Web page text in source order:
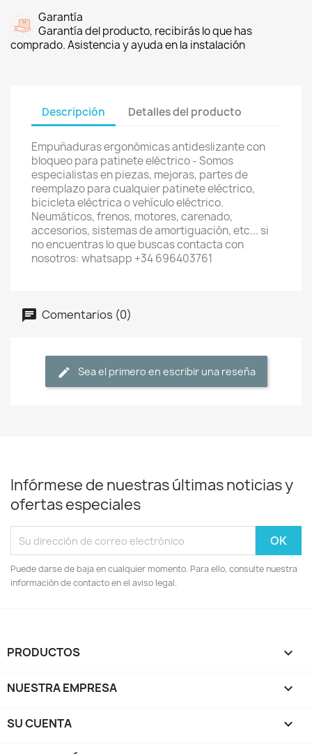
Garantía
Garantía del producto, recibirás lo que has
comprado. Asistencia y ayuda en la instalación
Descripción Detalles del producto
Empuñaduras ergonómicas antideslizante con
bloqueo para patinete eléctrico - Somos
especialistas en piezas, mejoras, partes de
reemplazo para cualquier patinete eléctrico,
bicicleta eléctrica o vehículo eléctrico.
Neumáticos, frenos, motores, carenado,
accesorios, sistemas de amortiguación, etc... si
no encuentras lo que buscas contacta con
nosotros: whatsapp +34 696403761
Comentarios (0)
Sea el primero en escribir una reseña
Infórmese de nuestras últimas noticias y
ofertas especiales
Puede darse de baja en cualquier momento. Para ello, consulte nuestra
información de contacto en el aviso legal.
PRODUCTOS 
NUESTRA EMPRESA 
SU CUENTA 